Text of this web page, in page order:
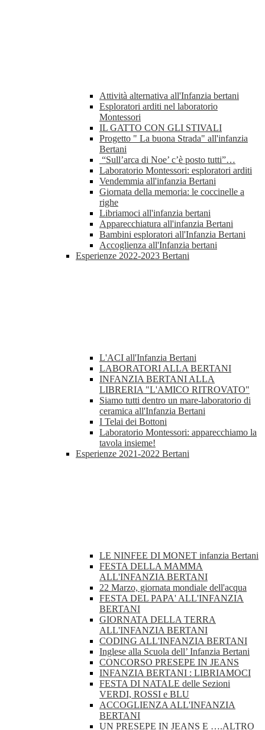
Attività alternativa all'Infanzia bertani
Esploratori arditi nel laboratorio
Montessori
IL GATTO CON GLI STIVALI
Progetto " La buona Strada" all'infanzia
Bertani
“Sull’arca di Noe’ c’è posto tutti”…
Laboratorio Montessori: esploratori arditi
Vendemmia all'infanzia Bertani
Giornata della memoria: le coccinelle a
righe
Libriamoci all'infanzia bertani
Apparecchiatura all'infanzia Bertani
Bambini esploratori all'Infanzia Bertani
Accoglienza all'Infanzia bertani
Esperienze 2022-2023 Bertani
L'ACI all'Infanzia Bertani
LABORATORI ALLA BERTANI
INFANZIA BERTANI ALLA
LIBRERIA "L'AMICO RITROVATO"
Siamo tutti dentro un mare-laboratorio di
ceramica all'Infanzia Bertani
I Telai dei Bottoni
Laboratorio Montessori: apparecchiamo la
tavola insieme!
Esperienze 2021-2022 Bertani
LE NINFEE DI MONET infanzia Bertani
FESTA DELLA MAMMA
ALL'INFANZIA BERTANI
22 Marzo, giornata mondiale dell'acqua
FESTA DEL PAPA' ALL'INFANZIA
BERTANI
GIORNATA DELLA TERRA
ALL'INFANZIA BERTANI
CODING ALL'INFANZIA BERTANI
Inglese alla Scuola dell’ Infanzia Bertani
CONCORSO PRESEPE IN JEANS
INFANZIA BERTANI : LIBRIAMOCI
FESTA DI NATALE delle Sezioni
VERDI, ROSSI e BLU
ACCOGLIENZA ALL'INFANZIA
BERTANI
UN PRESEPE IN JEANS E ….ALTRO